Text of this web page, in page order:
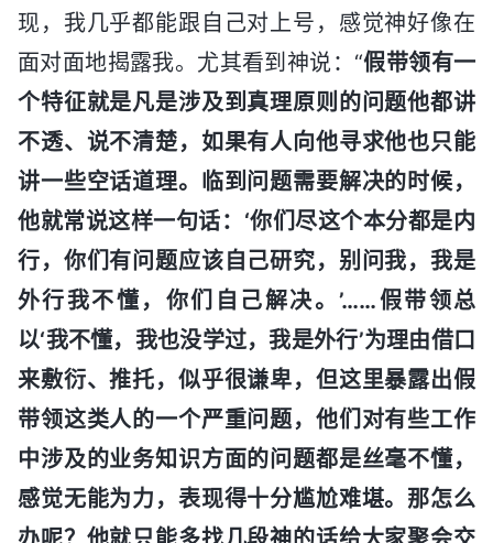
现，我几乎都能跟自己对上号，感觉神好像在
面对面地揭露我。尤其看到神说：“假带领有一
个特征就是凡是涉及到真理原则的问题他都讲
不透、说不清楚，如果有人向他寻求他也只能
讲一些空话道理。临到问题需要解决的时候，
他就常说这样一句话：‘你们尽这个本分都是内
行，你们有问题应该自己研究，别问我，我是
外行我不懂，你们自己解决。’……假带领总
以‘我不懂，我也没学过，我是外行’为理由借口
来敷衍、推托，似乎很谦卑，但这里暴露出假
带领这类人的一个严重问题，他们对有些工作
中涉及的业务知识方面的问题都是丝毫不懂，
感觉无能为力，表现得十分尴尬难堪。那怎么